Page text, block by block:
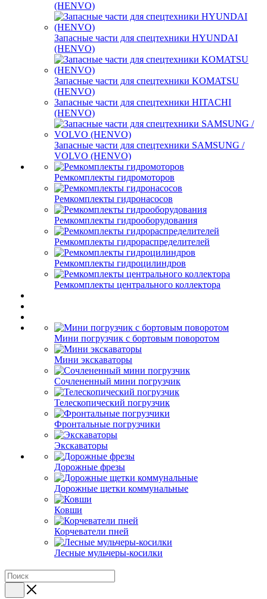
(HENVO)
Запасные части для спецтехники HYUNDAI
(HENVO)
Запасные части для спецтехники KOMATSU
(HENVO)
Запасные части для спецтехники HITACHI
(HENVO)
Запасные части для спецтехники SAMSUNG /
VOLVO (HENVO)
Ремкомплекты гидромоторов
Ремкомплекты гидронасосов
Ремкомплекты гидрооборудования
Ремкомплекты гидрораспределителей
Ремкомплекты гидроцилиндров
Ремкомплекты центрального коллектора
Мини погрузчик с бортовым поворотом
Мини экскаваторы
Сочлененный мини погрузчик
Телескопический погрузчик
Фронтальные погрузчики
Экскаваторы
Дорожные фрезы
Дорожные щетки коммунальные
Ковши
Корчеватели пней
Лесные мульчеры-косилки